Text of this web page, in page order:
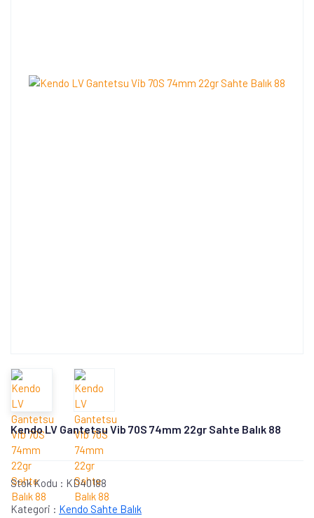
Kendo LV Gantetsu Vib 70S 74mm 22gr Sahte Balık 88
Stok Kodu : KD40188
Kategori : Kendo Sahte Balık